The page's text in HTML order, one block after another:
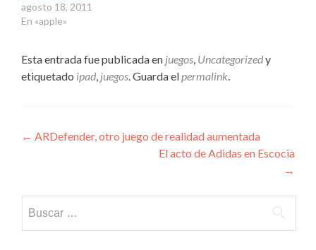
agosto 18, 2011
En «apple»
Esta entrada fue publicada en juegos, Uncategorizedy
etiquetado ipad, juegos. Guarda elpermalink.
Navegación
entradas
← ARDefender, otro juego de realidad aumentada
El acto de Adidas en Escocia
→